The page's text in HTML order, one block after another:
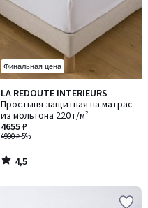
Финальная цена
LA REDOUTE INTERIEURS
Простыня защитная на матрас
из мольтона 220 г/м²
4900 ₽-5%
4655 ₽
4,5
/ 5
4,5
/